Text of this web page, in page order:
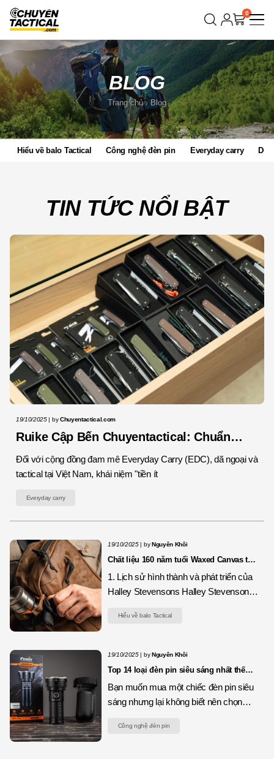
qua
nội
dung
0
BLOG
Trang chủ Blog
Hiểu về balo Tactical Công nghệ đèn pin Everyday carry Du
TIN TỨC NỔI BẬT
19/10/2025| byChuyentactical.com
Ruike Cập Bến Chuyentactical: Chuẩn
Mực Dụng Cụ Đa Năng Thực Dụng
Đối với cộng đồng đam mê Everyday Carry (EDC), dã ngoại và
tactical tại Việt Nam, khái niệm "tiền ít
Everyday carry
19/10/2025| byNguyên Khôi
Chất liệu 160 năm tuổi Waxed Canvas từ
1. Lịch sử hình thành và phát triển của
Halley Stevensons Halley Stevensons
Hiểu về balo Tactical
19/10/2025| byNguyên Khôi
Top 14 loại đèn pin siêu sáng nhất thế
Bạn muốn mua một chiếc đèn pin siêu
sáng nhưng lại không biết nên chọn
Công nghệ đèn pin